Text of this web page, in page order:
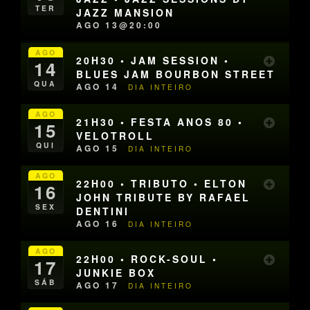
TER
JAZZ MANSION
AGO 13@20:00
AGO
14
QUA
20H30 • JAM SESSION •
BLUES JAM BOURBON STREET
AGO 14 DIA INTEIRO
AGO
15
QUI
21H30 • FESTA ANOS 80 •
VELOTROLL
AGO 15 DIA INTEIRO
AGO
16
SEX
22H00 • TRIBUTO • ELTON
JOHN TRIBUTE BY RAFAEL
DENTINI
AGO 16 DIA INTEIRO
AGO
17
SÁB
22H00 • ROCK-SOUL •
JUNKIE BOX
AGO 17 DIA INTEIRO